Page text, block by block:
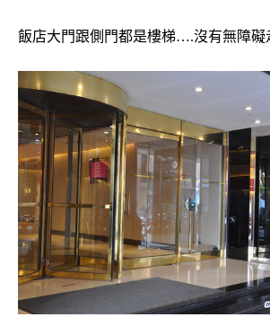
飯店大門跟側門都是樓梯….沒有無障礙